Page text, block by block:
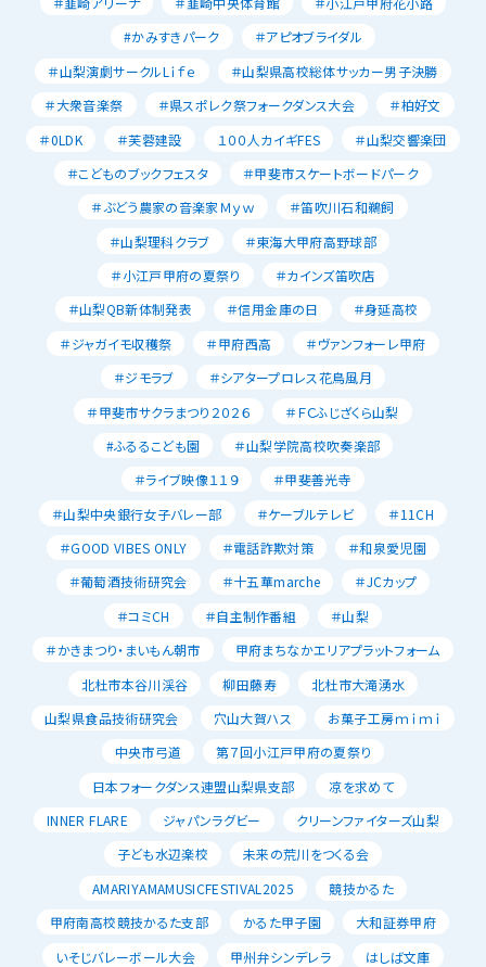
#かみすきパーク
＃アピオブライダル
＃山梨演劇サークルLｉｆｅ
＃山梨県高校総体サッカー男子決勝
＃大衆音楽祭
＃県スポレク祭フォークダンス大会
＃柏好文
＃0LDK
＃芙蓉建設 １００人カイギFES
＃山梨交響楽団
＃こどものブックフェスタ
＃甲斐市スケートボードパーク
＃ぶどう農家の音楽家Ｍｙｗ
＃笛吹川石和鵜飼
＃山梨理科クラブ
＃東海大甲府高野球部
＃小江戸甲府の夏祭り
＃カインズ笛吹店
＃山梨QB新体制発表
＃信用金庫の日
＃身延高校
＃ジャガイモ収穫祭
＃甲府西高
＃ヴァンフォーレ甲府
＃ジモラブ
＃シアタープロレス花鳥風月
＃甲斐市サクラまつり２０２６
＃ＦＣふじざくら山梨
#ふるるこども園
＃山梨学院高校吹奏楽部
＃ライブ映像１１９
＃甲斐善光寺
＃山梨中央銀行女子バレー部
＃ケーブルテレビ
＃11CH
＃GOOD VIBES ONLY
＃電話詐欺対策
＃和泉愛児園
＃葡萄酒技術研究会
＃十五華marche
＃JCカップ
＃コミCH
＃自主制作番組
＃山梨
＃かきまつり・まいもん朝市
甲府まちなかエリアプラットフォーム
北杜市本谷川渓谷
柳田藤寿
北杜市大滝湧水
山梨県食品技術研究会
穴山大賀ハス
お菓子工房ｍｉｍｉ
中央市弓道
第７回小江戸甲府の夏祭り
日本フォークダンス連盟山梨県支部
凉を求めて
INNER FLARE
ジャパンラグビー
クリーンファイターズ山梨
子ども水辺楽校
未来の荒川をつくる会
AMARIYAMAMUSICFESTIVAL2025
競技かるた
甲府南高校競技かるた支部
かるた甲子園
大和証券甲府
いそじバレーボール大会
甲州弁シンデレラ
はしば文庫